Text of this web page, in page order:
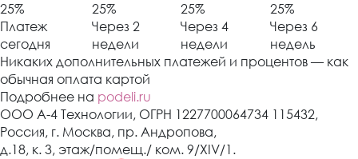
25%
Платеж
сегодня
25%
Через 2
недели
25%
Через 4
недели
25%
Через 6
недель
Никаких дополнительных платежей и процентов — как
обычная оплата картой
Подробнее на podeli.ru
ООО А-4 Технологии, ОГРН 1227700064734 115432,
Россия, г. Москва, пр. Андропова,
д.18, к. 3, этаж/помещ./ ком. 9/XIV/1.